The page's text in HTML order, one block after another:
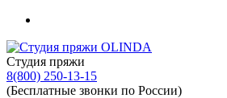
Студия пряжи
8(800) 250-13-15
(Бесплатные звонки по России)